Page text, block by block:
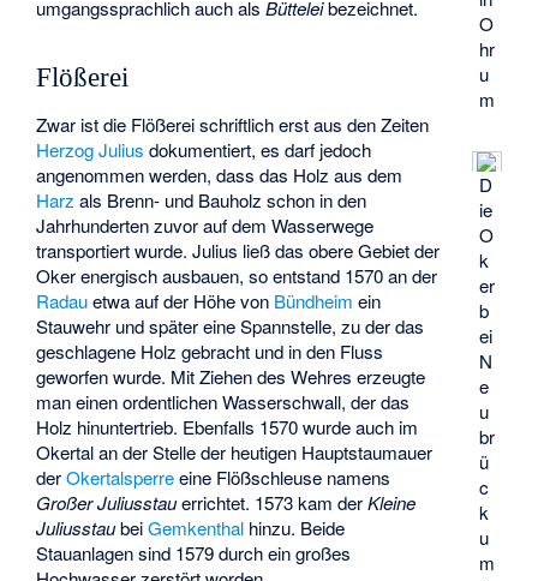
O
hr
u
m
D
ie
O
k
er
b
ei
N
e
u
br
ü
c
k
u
m
umgangssprachlich auch alsBütteleibezeichnet.
Flößerei
Zwar ist die Flößerei schriftlich erst aus den Zeiten
Herzog Julius dokumentiert, es darf jedoch
angenommen werden, dass das Holz aus dem
Harz als Brenn- und Bauholz schon in den
Jahrhunderten zuvor auf dem Wasserwege
transportiert wurde. Julius ließ das obere Gebiet der
Oker energisch ausbauen, so entstand 1570 an der
Radauetwa auf der Höhe von Bündheim ein
Stauwehr und später eine Spannstelle, zu der das
geschlagene Holz gebracht und in den Fluss
geworfen wurde. Mit Ziehen des Wehres erzeugte
man einen ordentlichen Wasserschwall, der das
Holz hinuntertrieb. Ebenfalls 1570 wurde auch im
Okertal an der Stelle der heutigen Hauptstaumauer
derOkertalsperreeine Flößschleuse namens
Großer Juliusstauerrichtet. 1573 kam derKleine
JuliusstaubeiGemkenthal hinzu. Beide
Stauanlagen sind 1579 durch ein großes